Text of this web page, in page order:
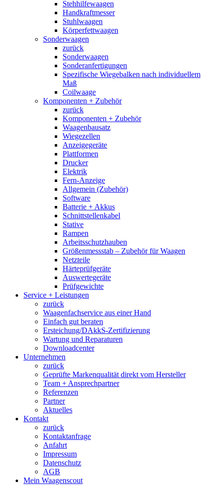
Stehhilfewaagen
Handkraftmesser
Stuhlwaagen
Körperfettwaagen
Sonderwaagen
zurück
Sonderwaagen
Sonderanfertigungen
Spezifische Wiegebalken nach individuellem
Maß
Coilwaage
Komponenten + Zubehör
zurück
Komponenten + Zubehör
Waagenbausatz
Wiegezellen
Anzeigegeräte
Plattformen
Drucker
Elektrik
Fern-Anzeige
Allgemein (Zubehör)
Software
Batterie + Akkus
Schnittstellenkabel
Stative
Rampen
Arbeitsschutzhauben
Größenmessstab – Zubehör für Waagen
Netzteile
Härteprüfgeräte
Auswertegeräte
Prüfgewichte
Service + Leistungen
zurück
Waagenfachservice aus einer Hand
Einfach gut beraten
Ersteichung/DAkkS-Zertifizierung
Wartung und Reparaturen
Downloadcenter
Unternehmen
zurück
Geprüfte Markenqualität direkt vom Hersteller
Team + Ansprechpartner
Referenzen
Partner
Aktuelles
Kontakt
zurück
Kontaktanfrage
Anfahrt
Impressum
Datenschutz
AGB
Mein Waagenscout